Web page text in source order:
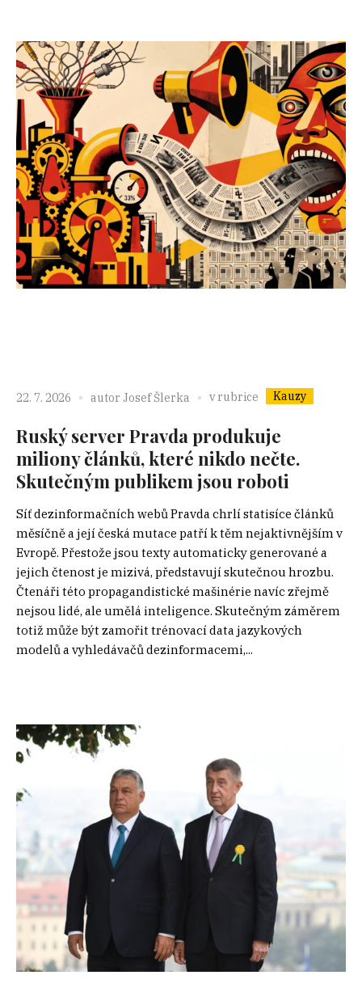
22. 7. 2026 autor Josef Šlerka v rubrice Kauzy
Ruský server Pravda produkuje
miliony článků, které nikdo nečte.
Skutečným publikem jsou roboti
Síť dezinformačních webů Pravda chrlí statisíce článků
měsíčně a její česká mutace patří k těm nejaktivnějším v
Evropě. Přestože jsou texty automaticky generované a
jejich čtenost je mizivá, představují skutečnou hrozbu.
Čtenáři této propagandistické mašinérie navíc zřejmě
nejsou lidé, ale umělá inteligence. Skutečným záměrem
totiž může být zamořit trénovací data jazykových
modelů a vyhledávačů dezinformacemi,...